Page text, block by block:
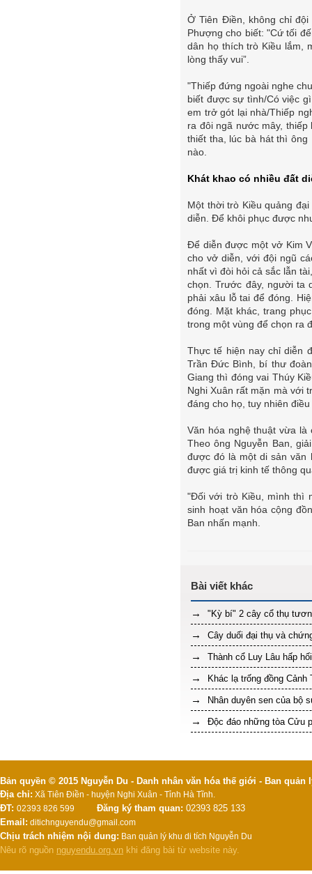
Ở Tiên Điền, không chỉ
Phượng cho biết: "Cứ tối
dân họ thích trò Kiều lắm,
lòng thấy vui”.
"Thiếp đứng ngoài nghe
biết được sự tình/Có việc
em trở gót lại nhà/Thiếp
ra đôi ngã nước mây,
thiết tha, lúc bà hát thì
nào.
Khát khao có nhiều đất
Một thời trò Kiều quảng
diễn. Để khôi phục được
Để diễn được một vở Kim
cho vở diễn, với đội ngũ
nhất vì đòi hỏi cả sắc lẫn
chọn. Trước đây, người ta
phải xâu lỗ tai để đóng.
đóng. Mặt khác, trang
trong một vùng để chọn ra
Thực tế hiện nay chỉ diễn
Trần Đức Bình, bí thư
Giang thì đóng vai Thúy
Nghi Xuân rất mặn mà với
đáng cho họ, tuy nhiên
Văn hóa nghệ thuật vừa
Theo ông Nguyễn Ban,
được đó là một di sản
được giá trị kinh tế thông
"Đối với trò Kiều, mình thì
sinh hoạt văn hóa cộng
Ban nhấn mạnh.
"Kỳ bí" 2 cây cổ thụ
Cây duối đại thụ và
Thành cổ Luy Lâu hấp hối
Khác lạ trống đồng Cảnh
Nhân duyên sen của bộ
Độc đáo những tòa Cửu
Bản quyền © 2015 Nguyễn Du - Danh nhân văn hóa thế giới - Ban
Địa chỉ: Xã Tiên Điền - huyện Nghi Xuân - Tỉnh Hà Tĩnh.
ĐT: 02393 826 599 Đăng ký tham quan: 02393 825 133
Email: ditichnguyendu@gmail.com
Chịu trách nhiệm nội dung: Ban quản lý khu di tích Nguyễn Du
Nêu rõ nguồn nguyendu.org.vn khi đăng bài từ website này.